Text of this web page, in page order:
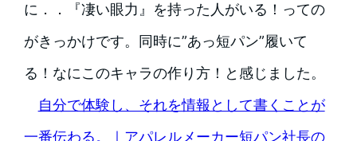
に．．『凄い眼力』を持った人がいる！っての
がきっかけです。同時に”あっ短パン”履いて
る！なにこのキャラの作り方！と感じました。
自分で体験し、それを情報として書くことが
一番伝わる。｜アパレルメーカー短パン社長の